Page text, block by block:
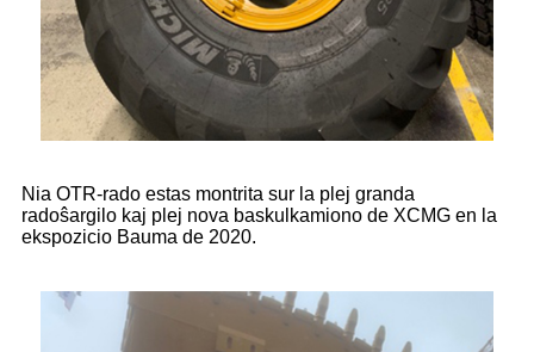
Nia OTR-rado estas montrita sur la plej granda
radoŝargilo kaj plej nova baskulkamiono de XCMG en la
ekspozicio Bauma de 2020.